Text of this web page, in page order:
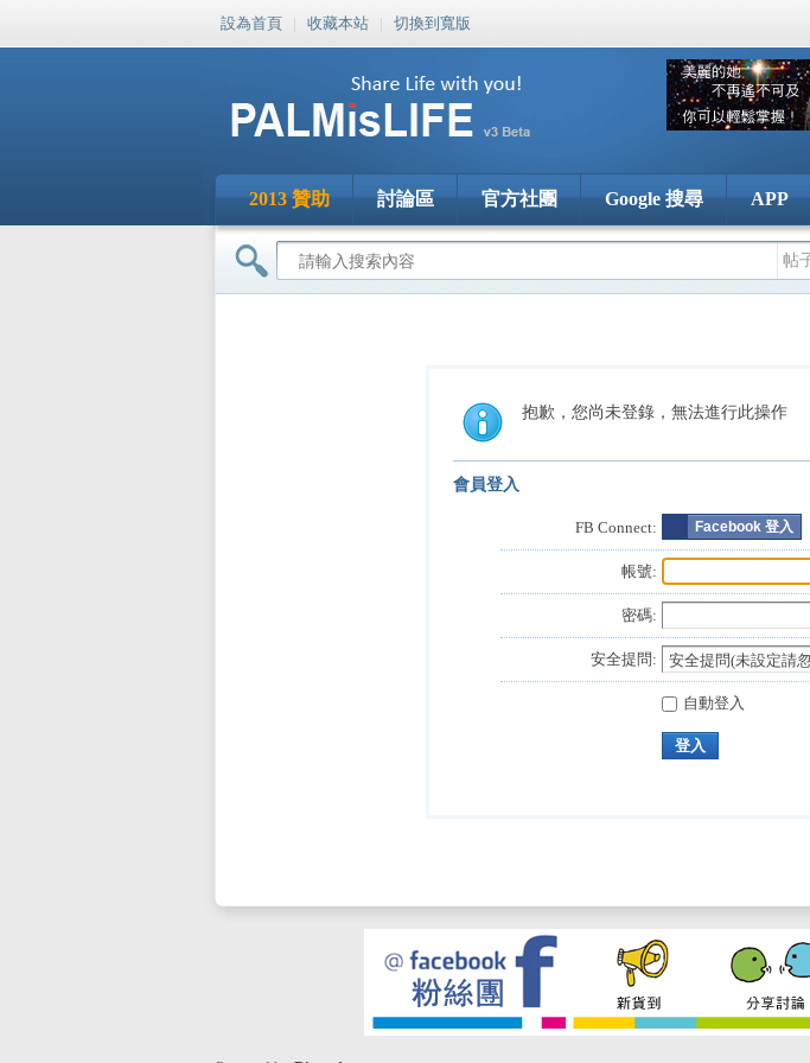
設為首頁 | 收藏本站 | 切換到寬版
2013 贊助 討論區 官方社團 Google 搜尋 APP
帖
抱歉，您尚未登錄，無法進行此操作
會員登入
FB Connect: Facebook 登入
帳號:
密碼:
安全提問:
自動登入
登入